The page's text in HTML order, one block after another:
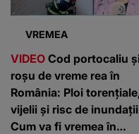
VREMEA
VIDEO Cod portocaliu
roșu de vreme rea în
România: Ploi
vijelii și risc de
Cum va fi vremea în